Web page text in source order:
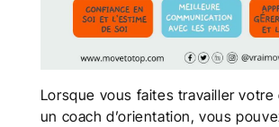
Lorsque vous faites travailler votre
un coach d’orientation, vous